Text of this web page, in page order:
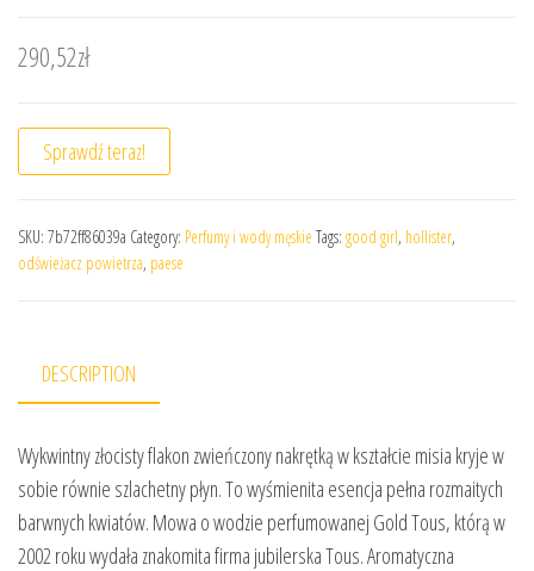
290,52zł
Sprawdź teraz!
SKU: 7b72ff86039a Category: Perfumy i wody męskie Tags: good girl, hollister,
odświeżacz powietrza, paese
DESCRIPTION
Wykwintny złocisty flakon zwieńczony nakrętką w kształcie misia kryje w
sobie równie szlachetny płyn. To wyśmienita esencja pełna rozmaitych
barwnych kwiatów. Mowa o wodzie perfumowanej Gold Tous, którą w
2002 roku wydała znakomita firma jubilerska Tous. Aromatyczna